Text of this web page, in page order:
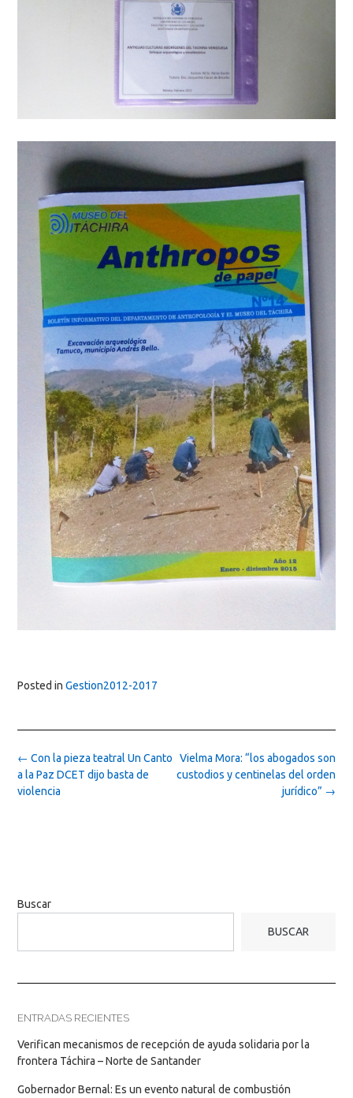
Posted in Gestion2012-2017
Post
navigation
Vielma Mora: “los abogados son
custodios y centinelas del orden
jurídico” →
← Con la pieza teatral Un Canto
a la Paz DCET dijo basta de
violencia
Buscar
BUSCAR
ENTRADAS RECIENTES
Verifican mecanismos de recepción de ayuda solidaria por la
frontera Táchira – Norte de Santander
Gobernador Bernal: Es un evento natural de combustión